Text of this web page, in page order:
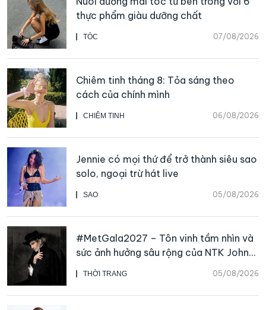
TÓC 07/08/2026
thực phẩm giàu dưỡng chất
CHIÊM TINH 06/08/2026
Chiêm tinh tháng 8: Tỏa sáng theo
cách của chính mình
SAO 05/08/2026
Jennie có mọi thứ để trở thành siêu sao
solo, ngoại trừ hát live
THỜI TRANG 05/08/2026
#MetGala2027 – Tôn vinh tầm nhìn và
sức ảnh hưởng sâu rộng của NTK John
Galliano